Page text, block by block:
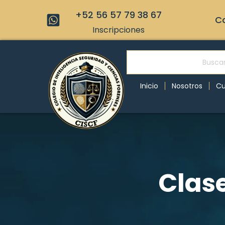
+52 56 57 79 38 67
Inscripciones
Inicio Nosotros